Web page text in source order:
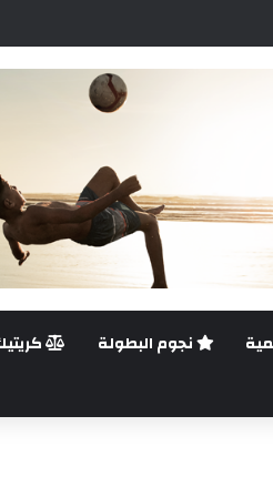
بعد قطع في الرباط الصليبي
نجوم البطولة